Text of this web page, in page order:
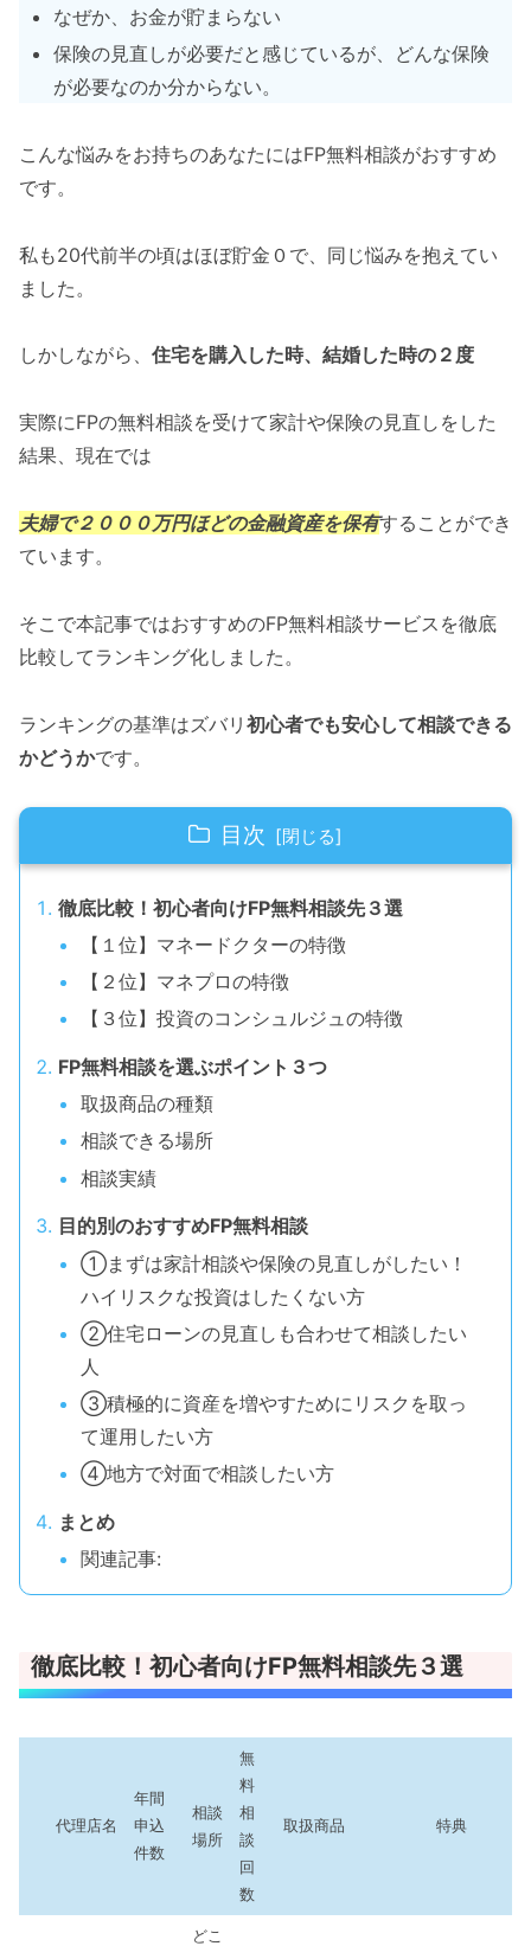
なぜか、お金が貯まらない
保険の見直しが必要だと感じているが、どんな保険
が必要なのか分からない。
こんな悩みをお持ちのあなたにはFP無料相談がおすすめ
です。
私も20代前半の頃はほぼ貯金０で、同じ悩みを抱えてい
ました。
しかしながら、 住宅を購入した時、結婚した時の２度
実際にFPの無料相談を受けて家計や保険の見直しをした
結果、現在では
夫婦で２０００万円ほどの金融資産を保有することができ
ています。
そこで本記事ではおすすめのFP無料相談サービスを徹底
比較してランキング化しました。
ランキングの基準はズバリ 初心者でも安心して相談できる
かどうかです。
目次
徹底比較！初心者向けFP無料相談先３選
【１位】マネードクターの特徴
【２位】マネプロの特徴
【３位】投資のコンシュルジュの特徴
FP無料相談を選ぶポイント３つ
取扱商品の種類
相談できる場所
相談実績
目的別のおすすめFP無料相談
①まずは家計相談や保険の見直しがしたい！
ハイリスクな投資はしたくない方
②住宅ローンの見直しも合わせて相談したい
人
③積極的に資産を増やすためにリスクを取っ
て運用したい方
④地方で対面で相談したい方
まとめ
関連記事:
徹底比較！初心者向けFP無料相談先３選
代理店名
年間
申込
件数
相談
場所
無
料
相
談
回
数
取扱商品 特典
どこ